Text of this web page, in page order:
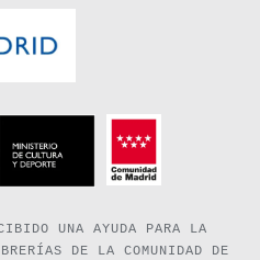
UNA AYUDA PARA LA
DE LA COMUNIDAD DE